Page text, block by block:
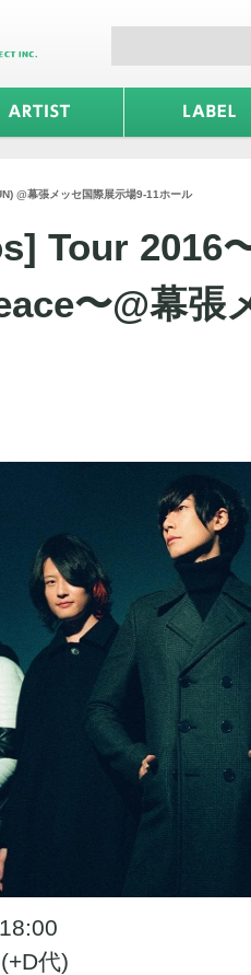
@幕張メッセ国際展示場9-11ホール
Tour 2016
〜@幕張
代)